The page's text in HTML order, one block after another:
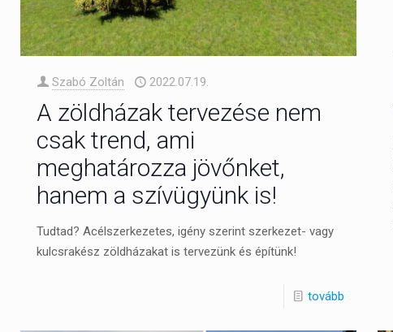
Szabó Zoltán 2022.07.19.
A zöldházak tervezése nem
csak trend, ami
meghatározza jövőnket,
hanem a szívügyünk is!
Tudtad? Acélszerkezetes, igény szerint szerkezet- vagy
kulcsrakész zöldházakat is tervezünk és építünk!
tovább